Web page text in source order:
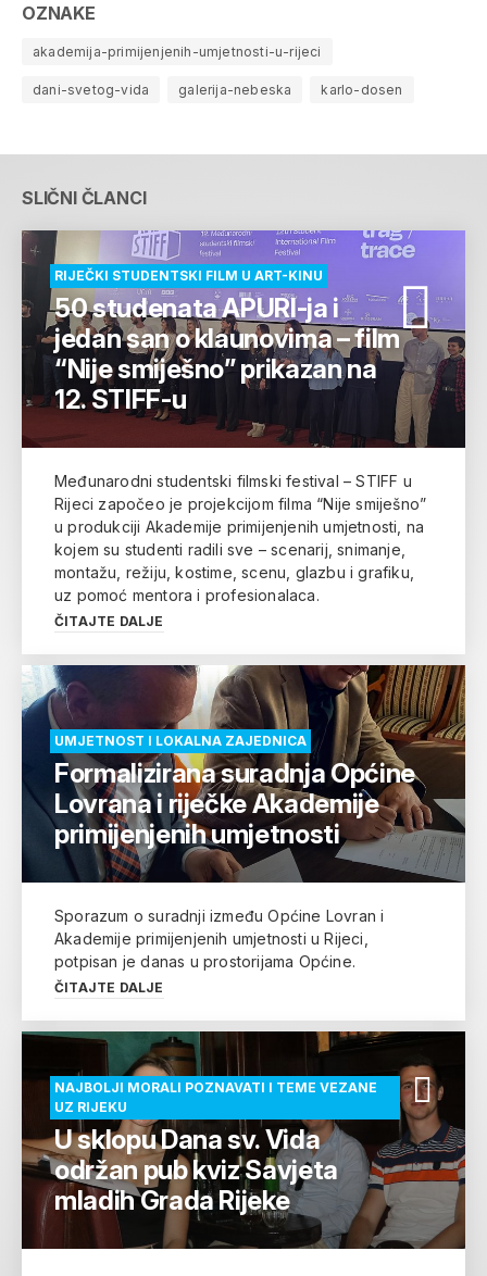
OZNAKE
akademija-primijenjenih-umjetnosti-u-rijeci
dani-svetog-vida galerija-nebeska karlo-dosen
SLIČNI ČLANCI
RIJEČKI STUDENTSKI FILM U ART-KINU
50 studenata APURI-ja i
jedan san o klaunovima – film
“Nije smiješno” prikazan na
12. STIFF-u
Međunarodni studentski filmski festival – STIFF u
Rijeci započeo je projekcijom filma “Nije smiješno”
u produkciji Akademije primijenjenih umjetnosti, na
kojem su studenti radili sve – scenarij, snimanje,
montažu, režiju, kostime, scenu, glazbu i grafiku,
uz pomoć mentora i profesionalaca.
ČITAJTE DALJE
UMJETNOST I LOKALNA ZAJEDNICA
Formalizirana suradnja Općine
Lovrana i riječke Akademije
primijenjenih umjetnosti
Sporazum o suradnji između Općine Lovran i
Akademije primijenjenih umjetnosti u Rijeci,
potpisan je danas u prostorijama Općine.
ČITAJTE DALJE
NAJBOLJI MORALI POZNAVATI I TEME VEZANE
UZ RIJEKU
U sklopu Dana sv. Vida
održan pub kviz Savjeta
mladih Grada Rijeke